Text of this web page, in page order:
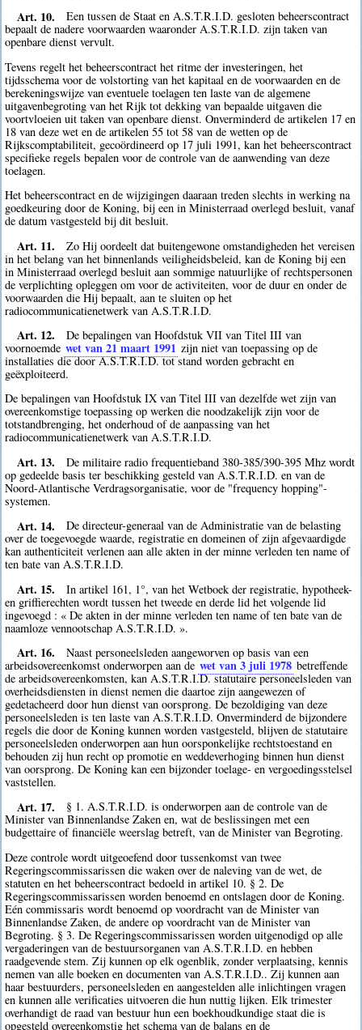
Art. 10.
Een tussen de Staat en A.S.T.R.I.D. gesloten beheerscontract
bepaalt de nadere voorwaarden waaronder A.S.T.R.I.D. zijn taken van
openbare dienst vervult.
Tevens regelt het beheerscontract het ritme der investeringen, het
tijdsschema voor de volstorting van het kapitaal en de voorwaarden en de
berekeningswijze van eventuele toelagen ten laste van de algemene
uitgavenbegroting van het Rijk tot dekking van bepaalde uitgaven die
voortvloeien uit taken van openbare dienst. Onverminderd de artikelen 17 en
18 van deze wet en de artikelen 55 tot 58 van de wetten op de
Rijkscomptabiliteit, gecoördineerd op 17 juli 1991, kan het beheerscontract
specifieke regels bepalen voor de controle van de aanwending van deze
toelagen.
Het beheerscontract en de wijzigingen daaraan treden slechts in werking na
goedkeuring door de Koning, bij een in Ministerraad overlegd besluit, vanaf
de datum vastgesteld bij dit besluit.
Art. 11.
Zo Hij oordeelt dat buitengewone omstandigheden het vereisen
in het belang van het binnenlands veiligheidsbeleid, kan de Koning bij een
in Ministerraad overlegd besluit aan sommige natuurlijke of rechtspersonen
de verplichting opleggen om voor de activiteiten, voor de duur en onder de
voorwaarden die Hij bepaalt, aan te sluiten op het
radiocommunicatienetwerk van A.S.T.R.I.D.
Art. 12.
De bepalingen van Hoofdstuk VII van Titel III van
voornoemde wet van 21 maart 1991 zijn niet van toepassing op de
installaties die door A.S.T.R.I.D. tot stand worden gebracht en
geëxploiteerd.
De bepalingen van Hoofdstuk IX van Titel III van dezelfde wet zijn van
overeenkomstige toepassing op werken die noodzakelijk zijn voor de
totstandbrenging, het onderhoud of de aanpassing van het
radiocommunicatienetwerk van A.S.T.R.I.D.
Art. 13.
De militaire radio frequentieband 380-385/390-395 Mhz wordt
op gedeelde basis ter beschikking gesteld van A.S.T.R.I.D. en van de
Noord-Atlantische Verdragsorganisatie, voor de "frequency hopping"-
systemen.
Art. 14.
De directeur-generaal van de Administratie van de belasting
over de toegevoegde waarde, registratie en domeinen of zijn afgevaardigde
kan authenticiteit verlenen aan alle akten in der minne verleden ten name of
ten bate van A.S.T.R.I.D.
Art. 15.
In artikel 161, 1°, van het Wetboek der registratie, hypotheek-
en griffierechten wordt tussen het tweede en derde lid het volgende lid
ingevoegd : « De akten in der minne verleden ten name of ten bate van de
naamloze vennootschap A.S.T.R.I.D. ».
Art. 16.
Naast personeelsleden aangeworven op basis van een
arbeidsovereenkomst onderworpen aan de wet van 3 juli 1978 betreffende
de arbeidsovereenkomsten, kan A.S.T.R.I.D. statutaire personeelsleden van
overheidsdiensten in dienst nemen die daartoe zijn aangewezen of
gedetacheerd door hun dienst van oorsprong. De bezoldiging van deze
personeelsleden is ten laste van A.S.T.R.I.D. Onverminderd de bijzondere
regels die door de Koning kunnen worden vastgesteld, blijven de statutaire
personeelsleden onderworpen aan hun oorsponkelijke rechtstoestand en
behouden zij hun recht op promotie en weddeverhoging binnen hun dienst
van oorsprong. De Koning kan een bijzonder toelage- en vergoedingsstelsel
vaststellen.
Art. 17.
§ 1. A.S.T.R.I.D. is onderworpen aan de controle van de
Minister van Binnenlandse Zaken en, wat de beslissingen met een
budgettaire of financiële weerslag betreft, van de Minister van Begroting.
Deze controle wordt uitgeoefend door tussenkomst van twee
Regeringscommissarissen die waken over de naleving van de wet, de
statuten en het beheerscontract bedoeld in artikel 10. § 2. De
Regeringscommissarissen worden benoemd en ontslagen door de Koning.
Eén commissaris wordt benoemd op voordracht van de Minister van
Binnenlandse Zaken, de andere op voordracht van de Minister van
Begroting. § 3. De Regeringscommissarissen worden uitgenodigd op alle
vergaderingen van de bestuursorganen van A.S.T.R.I.D. en hebben
raadgevende stem. Zij kunnen op elk ogenblik, zonder verplaatsing, kennis
nemen van alle boeken en documenten van A.S.T.R.I.D.. Zij kunnen aan
haar bestuurders, personeelsleden en aangestelden alle inlichtingen vragen
en kunnen alle verificaties uitvoeren die hun nuttig lijken. Elk trimester
overhandigt de raad van bestuur hun een boekhoudkundige staat die is
opgesteld overeenkomstig het schema van de balans en de